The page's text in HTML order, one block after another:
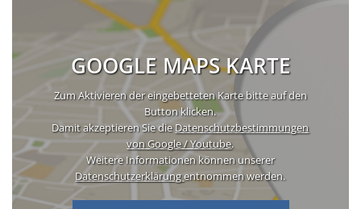
GOOGLE MAPS KARTE
Zum Aktivieren der eingebetteten Karte bitte auf den
Button klicken.
Damit akzeptieren Sie dieDatenschutzbestimmungen
von Google / Youtube.
Weitere Informationen können unserer
Datenschutzerklärungentnommen werden.